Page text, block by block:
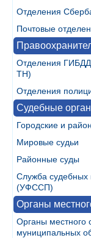
Отделения
Почтовые
Отделения
ТН)
Отделения
Судебные
Городские и
Мировые судьи
Районные суды
Служба судебных
(УФССП)
Органы
Органы местного
муниципальных